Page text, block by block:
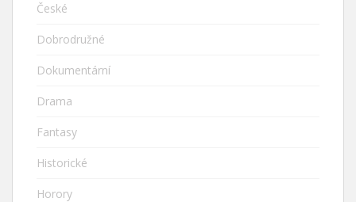
České
Dobrodružné
Dokumentární
Drama
Fantasy
Historické
Horory